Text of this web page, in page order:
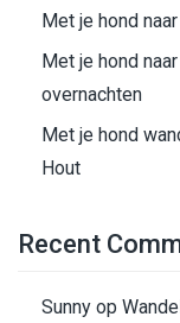
Met je hond
Met je hond
overnachten
Met je hond
Hout
Recent
Sunny op